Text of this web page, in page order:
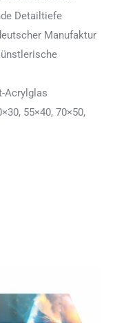
Detailtiefe
Manufaktur
Acrylglas
55×40, 70×50,